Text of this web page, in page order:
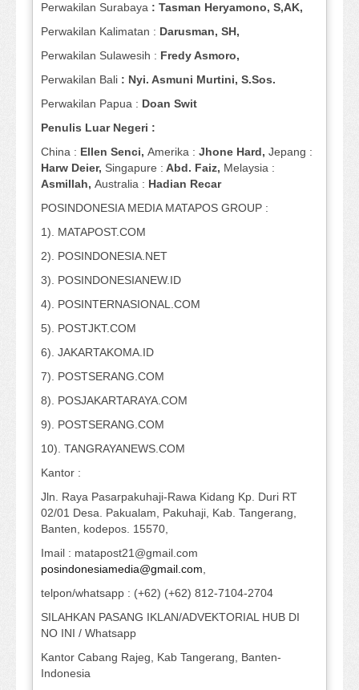
Perwakilan Surabaya : Tasman Heryamono, S,AK,
Perwakilan Kalimatan : Darusman, SH,
Perwakilan Sulawesih : Fredy Asmoro,
Perwakilan Bali : Nyi. Asmuni Murtini, S.Sos.
Perwakilan Papua : Doan Swit
Penulis Luar Negeri :
China : Ellen Senci, Amerika : Jhone Hard, Jepang :
Harw Deier, Singapure : Abd. Faiz, Melaysia :
Asmillah, Australia : Hadian Recar
POSINDONESIA MEDIA MATAPOS GROUP :
1). MATAPOST.COM
2). POSINDONESIA.NET
3). POSINDONESIANEW.ID
4). POSINTERNASIONAL.COM
5). POSTJKT.COM
6). JAKARTAKOMA.ID
7). POSTSERANG.COM
8). POSJAKARTARAYA.COM
9). POSTSERANG.COM
10). TANGRAYANEWS.COM
Kantor :
Jln. Raya Pasarpakuhaji-Rawa Kidang Kp. Duri RT
02/01 Desa. Pakualam, Pakuhaji, Kab. Tangerang,
Banten, kodepos. 15570,
Imail : matapost21@gmail.com
posindonesiamedia@gmail.com
telpon/whatsapp : (+62) (+62) 812-7104-2704
SILAHKAN PASANG IKLAN/ADVEKTORIAL HUB DI
NO INI / Whatsapp
Kantor Cabang Rajeg, Kab Tangerang, Banten-
Indonesia